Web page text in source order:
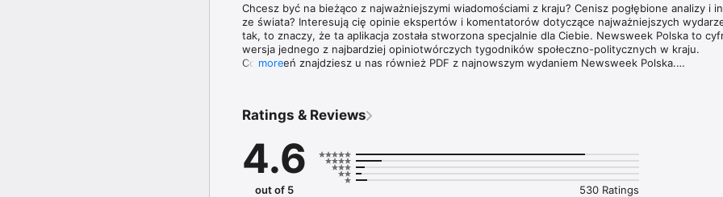
Chcesz być na bieżąco z najważniejszymi wiadomościami z kraju? Cenisz pogłębione analizy i
ze świata? Interesują cię opinie ekspertów i komentatorów dotyczące najważniejszych
tak, to znaczy, że ta aplikacja została stworzona specjalnie dla Ciebie. Newsweek Polska to
wersja jednego z najbardziej opiniotwórczych tygodników społeczno-politycznych w kraju.
Co tydzień znajdziesz u nas również PDF z najnowszym wydaniem Newsweek Polska.
ekspertów w swoich dziedzinach. Tygodnik Newsweek Polska to także wywiady z autorytetami i
granicą.
Na łamach tygodnika publikują również cenieni publicyści, tacy jak Zbigniew Hołdys, Krzysztof
czy Marcin Meller.
more
Ratings & Reviews
4.6
out of 5 530 Ratings